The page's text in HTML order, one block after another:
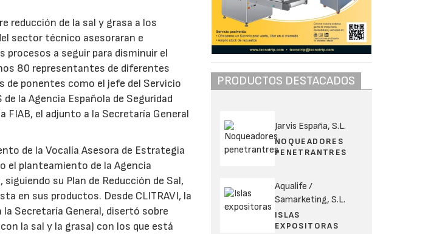
reducción de la sal y grasa a los
sector técnico asesoraran e
a seguir para disminuir el
80 representantes de diferentes
de ponentes como el jefe del Servicio
la Agencia Española de Seguridad
el adjunto a la Secretaría General
de la Vocalía Asesora de Estrategia
el planteamiento de la Agencia
su Plan de Reducción de Sal,
en sus productos. Desde CLITRAVI, la
Secretaría General, disertó sobre
la sal y la grasa) con los que está
PRODUCTOS DESTACADOS
Jarvis España, S.L.
NOQUEADORES
PENETRANTRES
Aqualife /
Samarketing, S.L.
ISLAS
EXPOSITORAS